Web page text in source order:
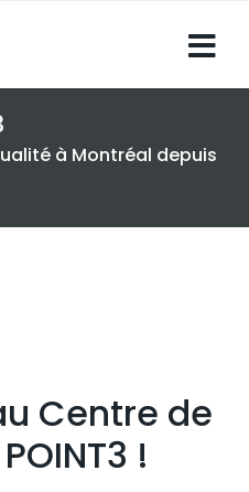
à Montréal depuis
Centre de
!